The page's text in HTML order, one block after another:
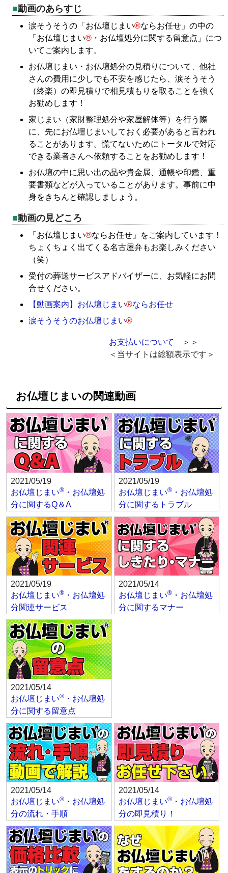
動画のあらすじ
涙そうそうの「お仏壇じまい®ならお任せ」の中の
「お仏壇じまい® ・お仏壇処分に関する留意点」につ
いてご案内します。
お仏壇じまい・お仏壇処分の見積りについて、他社
さんの費用に少しでも不安を感じたら、涙そうそう
（終楽）の即見積りで相見積もりを取ることを強く
お勧めします！
家じまい（家財整理処分や家屋解体等）を行う際
に、先にお仏壇じまいしておく必要があると言われ
ることがあります。慌てないためにトータルで対応
できる業者さんへ依頼することをお勧めします！
お仏壇の中に思い出の品や貴金属、通帳や印鑑、重
要書類などが入っていることがあります。事前に中
身をきちんと確認しましょう。
動画の見どころ
「お仏壇じまい®ならお任せ」をご案内しています！
ちょくちょく出てくる名古屋弁もお楽しみください
（笑）
受付の葬送サービスアドバイザーに、お気軽にお問
合せください。
【動画案内】お仏壇じまい®ならお任せ
涙そうそうのお仏壇じまい®
お支払いについて ＞＞
＜当サイトは総額表示です＞
お仏壇じまいの関連動画
2021/05/19
お仏壇じまい® ・お仏壇処
分に関するQ＆A
2021/05/19
お仏壇じまい®・お仏壇処
分に関するトラブル
2021/05/19
お仏壇じまい® ・お仏壇処
分関連サービス
2021/05/14
お仏壇じまい®・お仏壇処
分に関するマナー
2021/05/14
お仏壇じまい® ・お仏壇処
分に関する留意点
2021/05/14
お仏壇じまい® ・お仏壇処
分の流れ・手順
2021/05/14
お仏壇じまい®・お仏壇処
分の即見積り！